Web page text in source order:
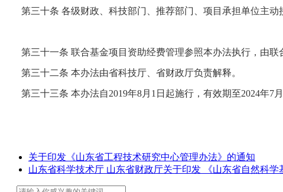
第三十条 各级财政、科技部门、推荐部门、项目承担单位主
第三十一条 联合基金项目资助经费管理参照本办法执行，由联
第三十二条 本办法由省科技厅、省财政厅负责解释。
第三十三条 本办法自2019年8月1日起施行，有效期至2024年7
关于印发《山东省工程技术研究中心管理办法》的通知
山东省科学技术厅 山东省财政厅关于印发 《山东省自然科学